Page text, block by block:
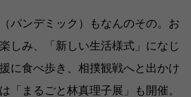
パンデミック）もなんのその。お
しみ、「新しい生活様式」になじ
に食べ歩き、相撲観戦へと出かけ
「まるごと林真理子展」も開催。